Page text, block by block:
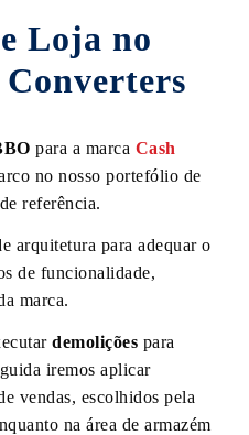
Loja no
para a marca Cash
no nosso portefólio de
referência.
arquitetura para adequar o
de funcionalidade,
marca.
demolições para
iremos aplicar
vendas, escolhidos pela
na área de armazém